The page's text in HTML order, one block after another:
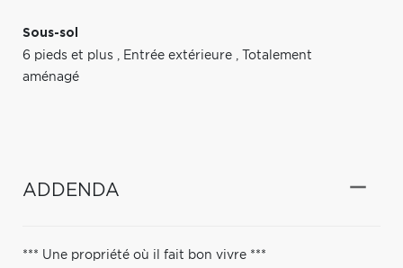
Sous-sol
6 pieds et plus , Entrée extérieure ,
Totalement
aménagé
ADDENDA
*** Une propriété où il fait bon vivre ***